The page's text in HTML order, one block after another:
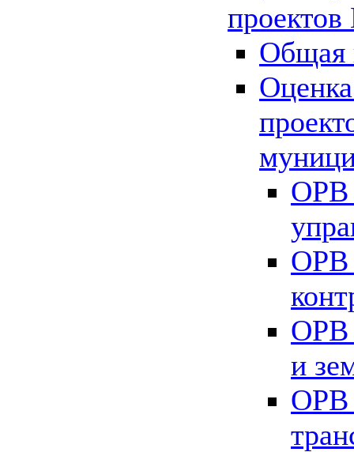
Общая
ОРВ
ОРВ
ОРВ
и
ОРВ